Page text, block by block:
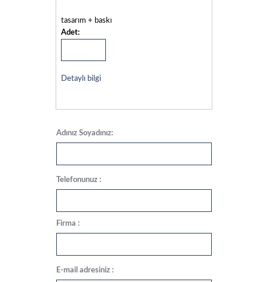
tasarım + baskı
Adet:
Detaylı bilgi
Adınız Soyadınız:
Telefonunuz :
Firma :
E-mail adresiniz :